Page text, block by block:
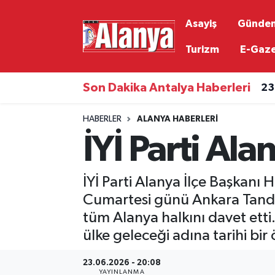
Asayiş
Turizm E-
Son Dakika Antalya Haberleri
HABERLER ALANYA HABERLERI
İYİ Parti
İYİ Parti Alanya İlçe Başkanı
Cumartesi günü Ankara
tüm Alanya halkını davet
ülke geleceği adına tarihi bir
23.06.2026 - 20:08
YAYINLANMA
Resmi İlanlar
Alanyaspor
Antalya Nöbetçi Eczaneler
Antalya Trafik Yoğunluk Haritası
Süper Lig Puan Durumu ve Fikstür
Tüm Manşetler
Son Dakika Haberleri
Haber Arşivi